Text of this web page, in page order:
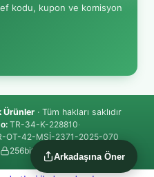
kodu, kupon ve komisyon
Ürünler· Tüm hakları saklıdır
TR-34-K-228810·
OT-42-MSİ-2371-2025-070
256bit SSL
Arkadaşına Öner